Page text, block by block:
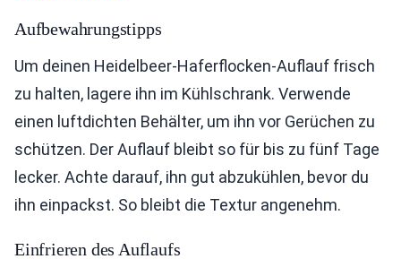
Aufbewahrungstipps
Um deinen Heidelbeer-Haferflocken-Auflauf frisch
zu halten, lagere ihn im Kühlschrank. Verwende
einen luftdichten Behälter, um ihn vor Gerüchen zu
schützen. Der Auflauf bleibt so für bis zu fünf Tage
lecker. Achte darauf, ihn gut abzukühlen, bevor du
ihn einpackst. So bleibt die Textur angenehm.
Einfrieren des Auflaufs